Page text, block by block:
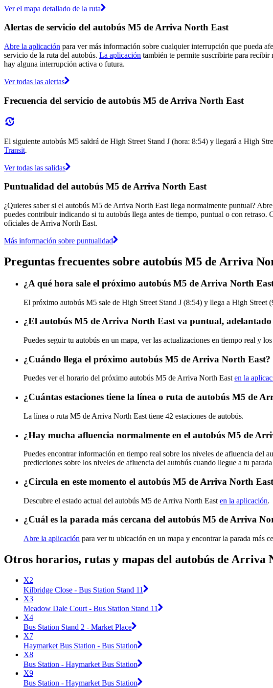
Ver el mapa detallado de la ruta
Alertas de servicio del autobús M5 de Arriva North East
Abre la aplicación para ver más información sobre cualquier interrupción que pueda
servicio de la ruta del autobús. La aplicación también te permite suscribirte para
hay alguna interrupción activa o futura.
Ver todas las alertas
Frecuencia del servicio de autobús M5 de Arriva North East
El siguiente autobús M5 saldrá de High Street Stand J (hora: 8:54) y llegará a High
Transit.
Ver todas las salidas
Puntualidad del autobús M5 de Arriva North East
¿Quieres saber si el autobús M5 de Arriva North East llega normalmente puntual?
puedes contribuir indicando si tu autobús llega antes de tiempo, puntual o con retraso.
oficiales de Arriva North East.
Más información sobre puntualidad
Preguntas frecuentes sobre autobús M5 de Arriva
¿A qué hora sale el próximo autobús M5 de Arriva North
El próximo autobús M5 sale de High Street Stand J (8:54) y llega a High
¿El autobús M5 de Arriva North East va puntual, adelantado
Puedes seguir tu autobús en un mapa, ver las actualizaciones en tiempo real y
¿Cuándo llega el próximo autobús M5 de Arriva North East?
Puedes ver el horario del próximo autobús M5 de Arriva North East en la
¿Cuántas estaciones tiene la línea o ruta de autobús M5 de
La línea o ruta M5 de Arriva North East tiene 42 estaciones de autobús.
¿Hay mucha afluencia normalmente en el autobús M5 de
Puedes encontrar información en tiempo real sobre los niveles de afluencia del
predicciones sobre los niveles de afluencia del autobús cuando llegue a tu
¿Circula en este momento el autobús M5 de Arriva North
Descubre el estado actual del autobús M5 de Arriva North East en la aplicación.
¿Cuál es la parada más cercana del autobús M5 de Arriva
Abre la aplicación para ver tu ubicación en un mapa y encontrar la parada más
Otros horarios, rutas y mapas del autobús de Arriva
X2
Kilbridge Close - Bus Station Stand 11
X3
Meadow Dale Court - Bus Station Stand 11
X4
Bus Station Stand 2 - Market Place
X7
Haymarket Bus Station - Bus Station
X8
Bus Station - Haymarket Bus Station
X9
Bus Station - Haymarket Bus Station